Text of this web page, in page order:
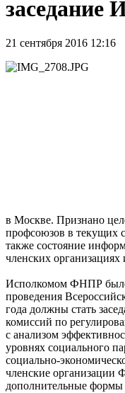
21 сентября 2016 12:16
в Москве. Признано
профсоюзов в текущих
также состояние
членских организациях
Исполкомом ФНПР
проведения
года должны стать
комиссий по
с анализом
уровнях социального
социально-
членские организации
дополнительные формы